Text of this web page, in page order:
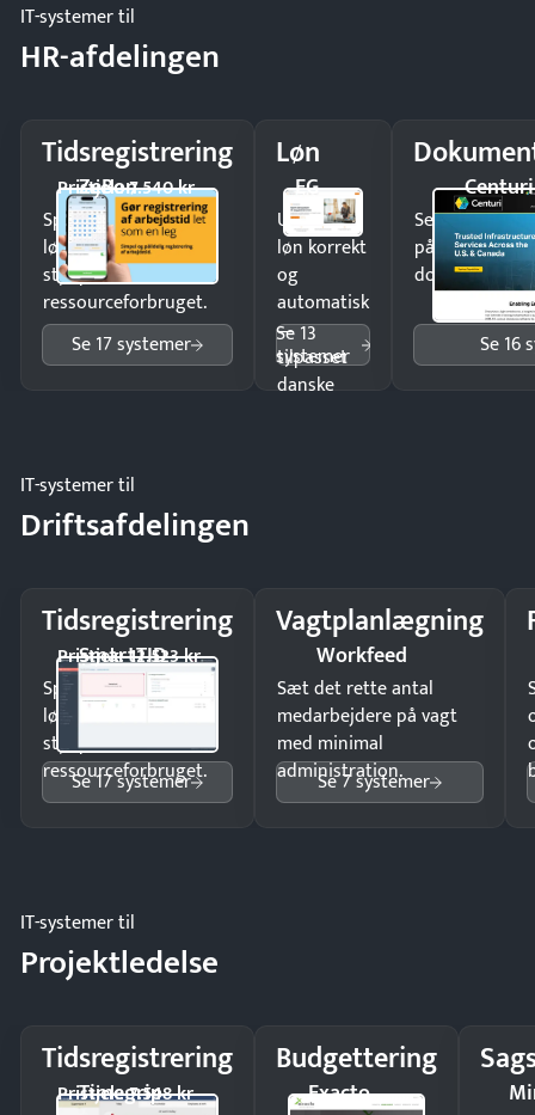
IT-systemer til
HR-afdelingen
Tidsregistrering
ZeBon
Pristjek: 7.540 kr
Spar tid på
lønberegning og få
styr på
ressourceforbruget.
Se 17 systemer
Løn
EG
Udbetal
løn korrekt
og
automatisk
—
tilpasset
danske
Se 13
systemer
Centuri
Send
på minutter
dokumenter.
Se 16
IT-systemer til
Driftsafdelingen
Tidsregistrering
SmartTID
Pristjek: 12.523 kr
Spar tid på
lønberegning og få
styr på
ressourceforbruget.
Se 17 systemer
Vagtplanlægning
Workfeed
Sæt det rette antal
medarbejdere på vagt
med minimal
administration.
Se 7 systemer
IT-systemer til
Projektledelse
Tidsregistrering
Timegrip
Pristjek: 7.548 kr
Budgettering
Exacto